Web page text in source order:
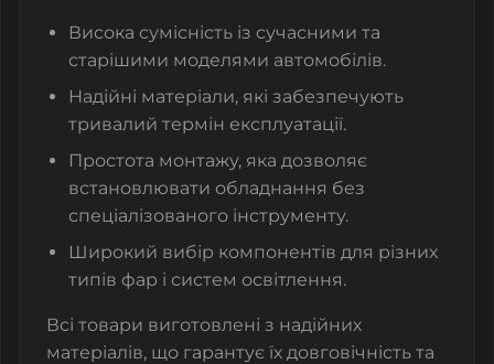
Висока сумісність із сучасними та
старішими моделями автомобілів.
Надійні матеріали, які забезпечують
тривалий термін експлуатації.
Простота монтажу, яка дозволяє
встановлювати обладнання без
спеціалізованого інструменту.
Широкий вибір компонентів для різних
типів фар і систем освітлення.
Всі товари виготовлені з надійних
матеріалів, що гарантує їх довговічність та